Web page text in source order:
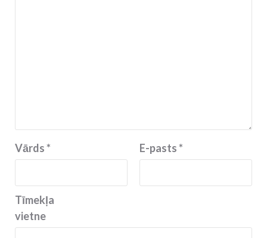
Vārds* E-pasts*
Tīmekļa
vietne